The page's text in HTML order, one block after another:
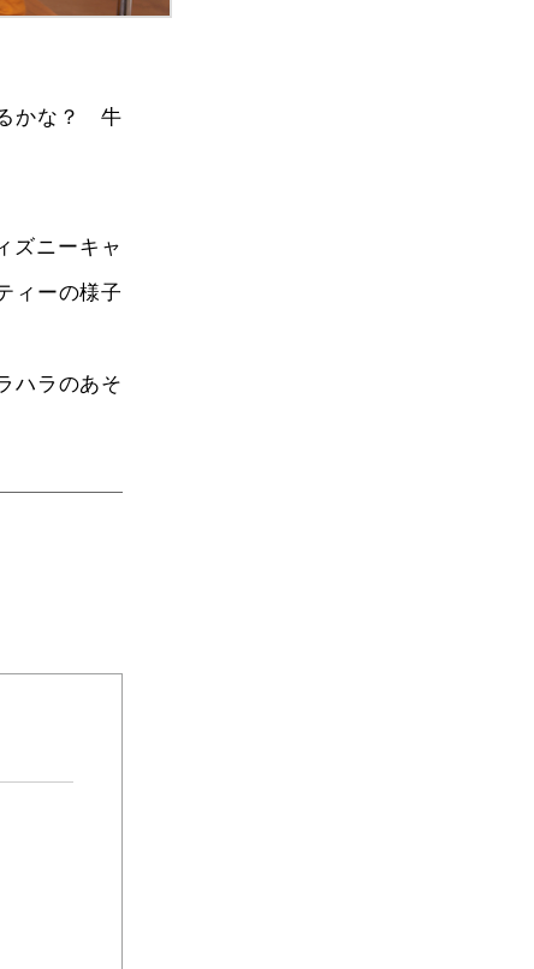
かな？ 牛
ズニーキャ
ィーの様子
ハラのあそ